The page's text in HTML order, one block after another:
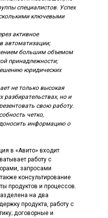
специалистов. Успех
ключевыми
активное
автоматизации;
большим объемом
принадлежности;
юридических
не только высокая
разбирательствах, но и
свою работу.
четко,
информацию о
в «Авито» входит
работу с
запросами
консультирование
продуктов и процессов.
на два
продукта, работу с
договорные и